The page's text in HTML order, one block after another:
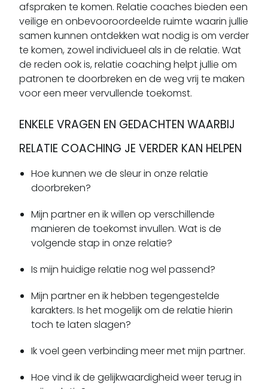
afspraken te komen. Relatie coaches bieden een
veilige en onbevooroordeelde ruimte waarin jullie
samen kunnen ontdekken wat nodig is om verder
te komen, zowel individueel als in de relatie. Wat
de reden ook is, relatie coaching helpt jullie om
patronen te doorbreken en de weg vrij te maken
voor een meer vervullende toekomst.
ENKELE VRAGEN EN GEDACHTEN WAARBIJ
RELATIE COACHING JE VERDER KAN HELPEN
Hoe kunnen we de sleur in onze relatie
doorbreken?
Mijn partner en ik willen op verschillende
manieren de toekomst invullen. Wat is de
volgende stap in onze relatie?
Is mijn huidige relatie nog wel passend?
Mijn partner en ik hebben tegengestelde
karakters. Is het mogelijk om de relatie hierin
toch te laten slagen?
Ik voel geen verbinding meer met mijn partner.
Hoe vind ik de gelijkwaardigheid weer terug in